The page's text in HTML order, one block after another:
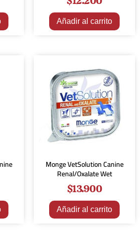
Añadir al carrito
Monge VetSolution Canine
Renal/Oxalate Wet
$13.900
Añadir al carrito